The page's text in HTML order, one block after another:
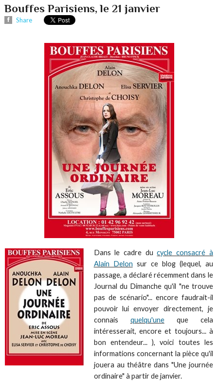
Bouffes Parisiens, le 21 janvier
Share
Dans le cadre ducycle consacré à
Alain Delon sur ce blog (lequel, au
passage, a déclaré récemment dans le
Journal du Dimanche qu'il "ne trouve
pas de scénario"... encore faudrait-il
pouvoir lui envoyer directement, je
connais quelqu'uneque cela
intéresserait, encore et toujours... à
bon entendeur... ), voici toutes les
informations concernant la pièce qu'il
jouera au théâtre dans "Une journée
ordinaire" à partir de janvier.